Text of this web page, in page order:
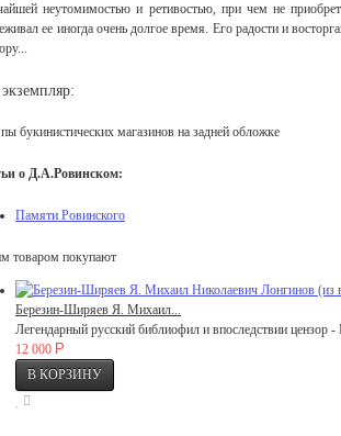
неутомимостью и ретивостью, при чем не
ее иногда очень долгое время. Его радости и
букинистических магазинов на задней обложке
о Д.А.Ровинском:
Памяти Ровинского
товаром покупают
Березин-Ширяев Я. Михаил...
Легендарный русский библиофил и впоследствии
12 000 Р